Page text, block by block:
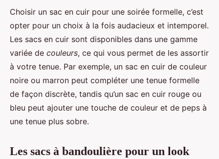
Choisir un sac en cuir pour une soirée formelle, c’est
opter pour un choix à la fois audacieux et intemporel.
Les sacs en cuir sont disponibles dans une gamme
variée de couleurs, ce qui vous permet de les assortir
à votre tenue. Par exemple, un sac en cuir de couleur
noire ou marron peut compléter une tenue formelle
de façon discrète, tandis qu’un sac en cuir rouge ou
bleu peut ajouter une touche de couleur et de peps à
une tenue plus sobre.
Les sacs à bandoulière pour un look